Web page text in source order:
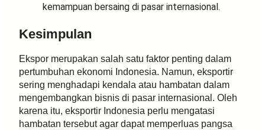
kemampuan bersaing di pasar internasional.
Kesimpulan
Ekspor merupakan salah satu faktor penting dalam
pertumbuhan ekonomi Indonesia. Namun, eksportir
sering menghadapi kendala atau hambatan dalam
mengembangkan bisnis di pasar internasional. Oleh
karena itu, eksportir Indonesia perlu mengatasi
hambatan tersebut agar dapat memperluas pangsa